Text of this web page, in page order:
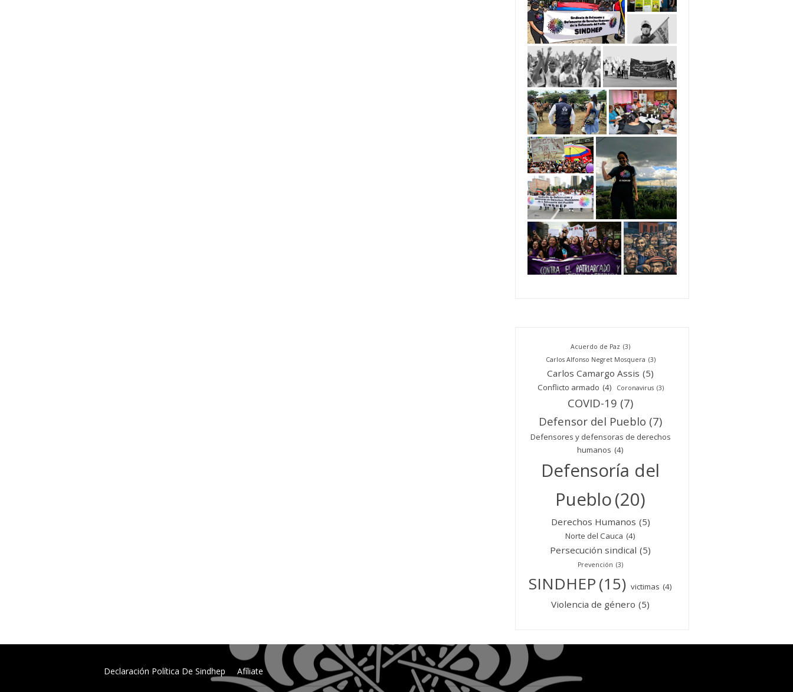
Acuerdo de Paz (3)
Carlos Alfonso Negret Mosquera (3)
Carlos Camargo Assis (5)
Conflicto armado (4) Coronavirus (3)
COVID-19 (7)
Defensor del Pueblo (7)
Defensores y defensoras de derechos
humanos (4)
Defensoría del
Pueblo(20)
Derechos Humanos (5)
Norte del Cauca (4)
Persecución sindical (5)
Prevención (3)
SINDHEP(15) victimas (4)
Violencia de género (5)
Declaración Política De Sindhep Afíliate